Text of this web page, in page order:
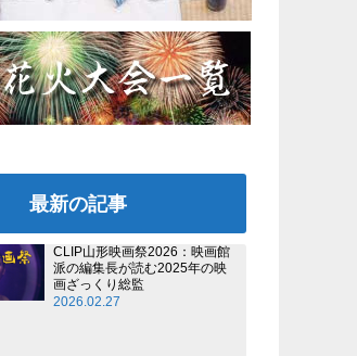
最新の記事
CLIP山形映画祭2026：映画館
派の編集長が読む2025年の映
画ざっくり総監
2026.02.27